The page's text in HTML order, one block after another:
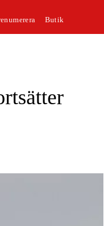
Butik